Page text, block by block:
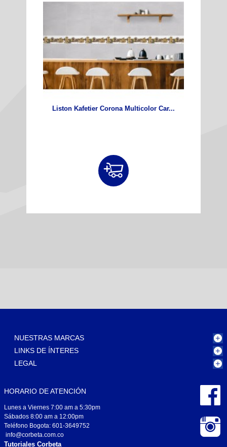
Liston Kafetier Corona Multicolor Car...
NUESTRAS MARCAS
LINKS DE ÍNTERES
LEGAL
HORARIO DE ATENCIÓN
Lunes a Viernes 7:00 am a 5:30pm
Sábados 8:00 am a 12:00pm
Teléfono Bogota: 601-3649752
info@corbeta.com.co
Tutoriales Corbeta